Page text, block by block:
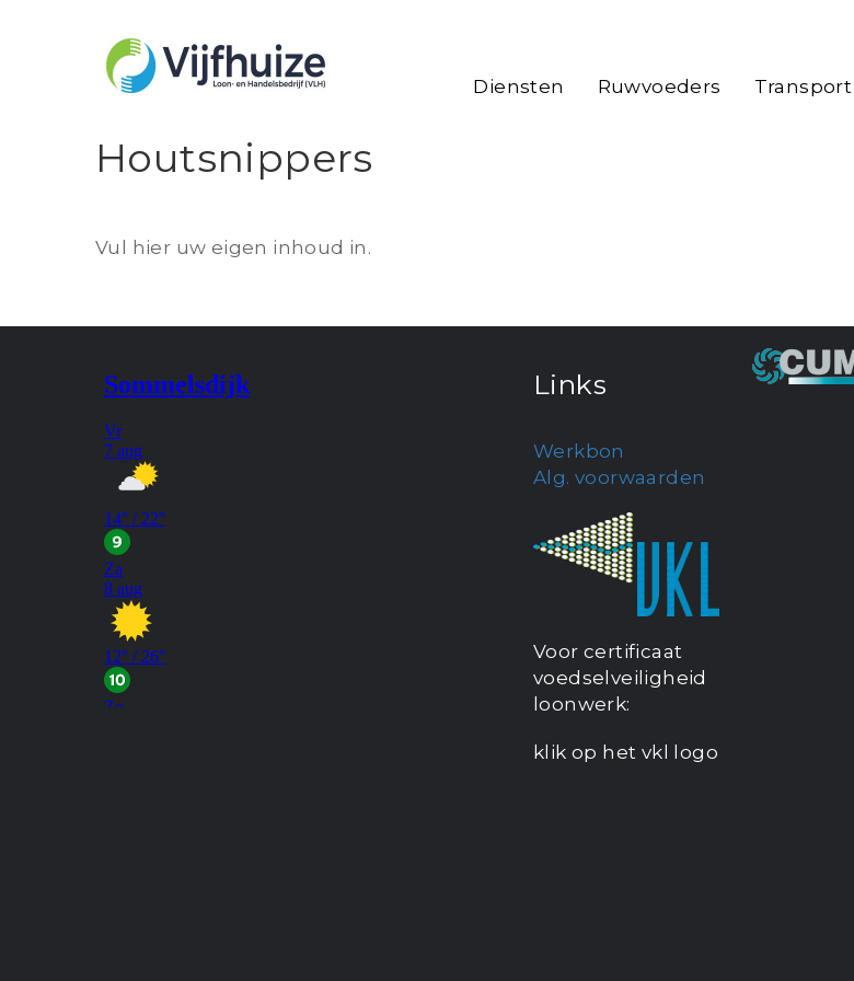
Diensten Ruwvoeders Transport
Houtsnippers
Vul hier uw eigen inhoud in.
Links
Werkbon
Alg. voorwaarden
Voor certificaat
voedselveiligheid
loonwerk:
klik op het vkl logo